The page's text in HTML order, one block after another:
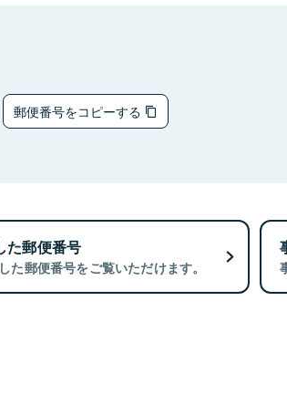
郵便番号をコピーする
た郵便番号
た郵便番号をご覧いただけます。